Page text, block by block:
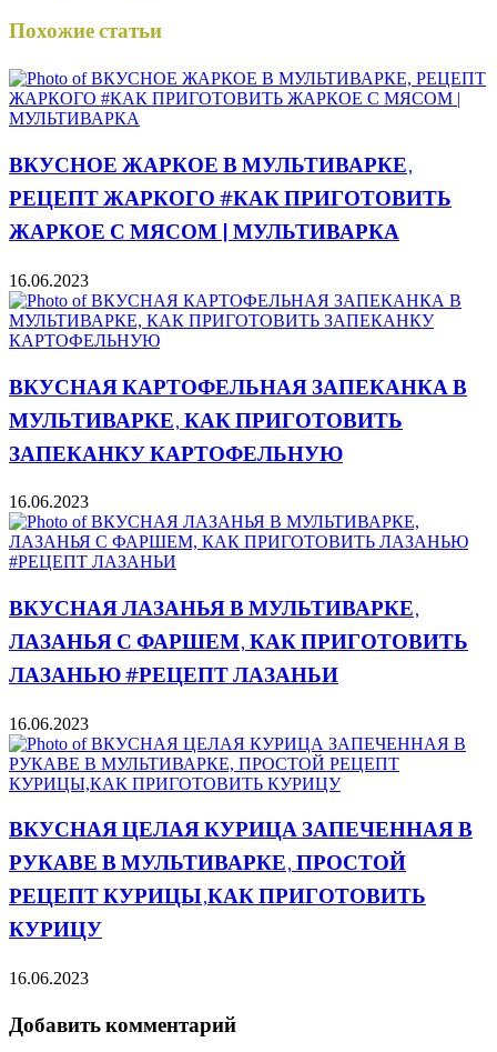
Похожие статьи
ВКУСНОЕ ЖАРКОЕ В МУЛЬТИВАРКЕ,
РЕЦЕПТ ЖАРКОГО #КАК ПРИГОТОВИТЬ
ЖАРКОЕ С МЯСОМ | МУЛЬТИВАРКА
16.06.2023
ВКУСНАЯ КАРТОФЕЛЬНАЯ ЗАПЕКАНКА В
МУЛЬТИВАРКЕ, КАК ПРИГОТОВИТЬ
ЗАПЕКАНКУ КАРТОФЕЛЬНУЮ
16.06.2023
ВКУСНАЯ ЛАЗАНЬЯ В МУЛЬТИВАРКЕ,
ЛАЗАНЬЯ С ФАРШЕМ, КАК ПРИГОТОВИТЬ
ЛАЗАНЬЮ #РЕЦЕПТ ЛАЗАНЬИ
16.06.2023
ВКУСНАЯ ЦЕЛАЯ КУРИЦА ЗАПЕЧЕННАЯ В
РУКАВЕ В МУЛЬТИВАРКЕ, ПРОСТОЙ
РЕЦЕПТ КУРИЦЫ,КАК ПРИГОТОВИТЬ
КУРИЦУ
16.06.2023
Добавить комментарий